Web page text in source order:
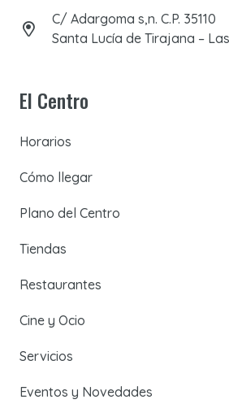
C/ Adargoma s,n. C.P. 35110
Santa Lucía de Tirajana –
El Centro
Horarios
Cómo llegar
Plano del Centro
Tiendas
Restaurantes
Cine y Ocio
Servicios
Eventos y Novedades